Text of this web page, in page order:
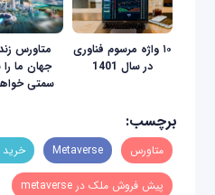
۱۰ واژه مرسوم فناوری
در سال 1401
متاورس
جهان ما
سمتی
برچسب:
متاورس Metaverse
پیش فروش ملک در metaverse